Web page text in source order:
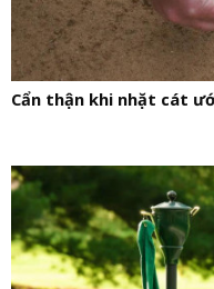
Cẩn thận khi nhặt cát